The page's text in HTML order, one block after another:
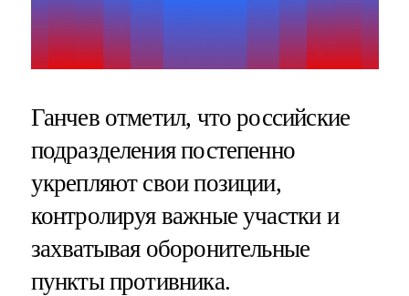
Ганчев отметил, что российские
подразделения постепенно
укрепляют свои позиции,
контролируя важные участки и
захватывая оборонительные
пункты противника.